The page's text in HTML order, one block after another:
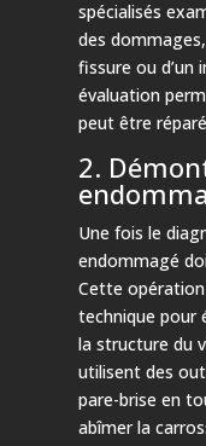
spécialisés
des dommages,
fissure ou d’un
évaluation
peut être
2.
Une fois le
endommagé
Cette
technique pour
la structure du
utilisent des
pare-brise en
abîmer la